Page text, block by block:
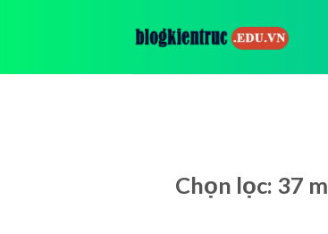
Chọn lọc: 37